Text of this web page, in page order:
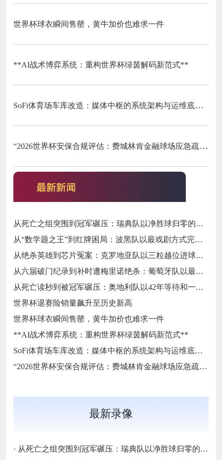
世界杯球衣瞬间售罄，黄牛加价也难求一件
**AI战术博弈系统：重构世界杯绿茵解码新范式**
SoFi体育场车库改造：媒体中枢的系统架构与运维底层逻辑
“2026世界杯安保合规评估：费城林肯金融球场应急疏散通道宽度标准核查”
从死亡之组突围到冠军碾压：瑞典队以净胜球归零的戏剧性和一场大胜告别三十二强
从“数学题之王”到红牌困局：波黑队以最戏剧方式完成首次淘汰赛之旅的哲学课
从绝杀英雄到芯片冤案：克罗地亚队以三粒越位进球和一次头发触球挥别莫德里奇最后一舞
从六届破门纪录到补时遭梅里诺绝杀：葡萄牙队以最残酷方式挥别C罗二十载征途
从死亡读秒到被冠军碾压：奥地利队以42年等待和一场“希区柯克剧本”挥别北美
世界杯退赛险销量飙升至历史新高
世界杯球衣瞬间售罄，黄牛加价也难求一件
**AI战术博弈系统：重构世界杯绿茵解码新范式**
SoFi体育场车库改造：媒体中枢的系统架构与运维底层逻辑
“2026世界杯安保合规评估：费城林肯金融球场应急疏散通道宽度标准核查”
最新录像
· 从死亡之组突围到冠军碾压：瑞典队以净胜球归零的戏剧性和一场大胜告别三十二强